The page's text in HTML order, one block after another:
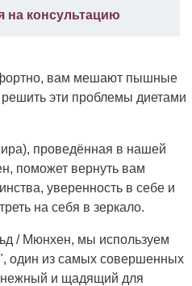
на консультацию
вам мешают пышные
эти проблемы диетами
проведённая в нашей
поможет вернуть вам
уверенность в себе и
на себя в зеркало.
/ Мюнхен, мы используем
один из самых совершенных
нежный и щадящий для